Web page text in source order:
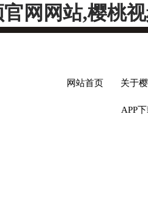
网网站,樱桃
网站首页 关于
APP